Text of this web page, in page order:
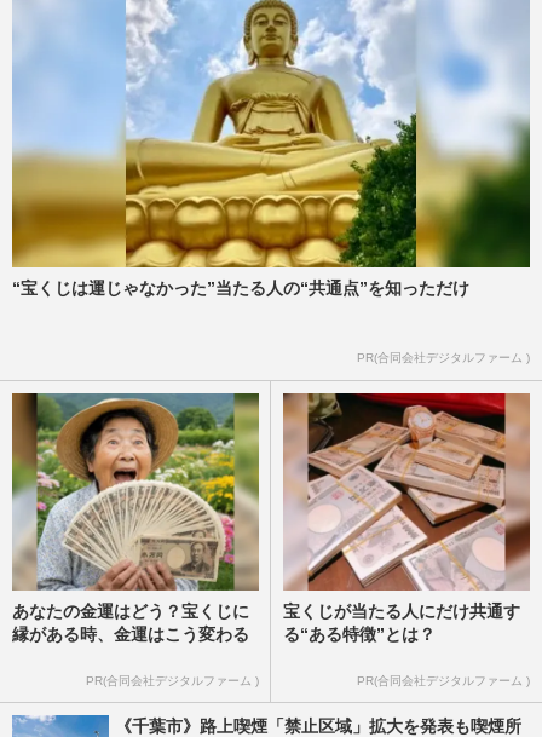
“宝くじは運じゃなかった”当たる人の“共通点”を知っただけ
PR(合同会社デジタルファーム )
あなたの金運はどう？宝くじに
縁がある時、金運はこう変わる
PR(合同会社デジタルファーム )
宝くじが当たる人にだけ共通す
る“ある特徴”とは？
PR(合同会社デジタルファーム )
《千葉市》路上喫煙「禁止区域」拡大を発表も喫煙所